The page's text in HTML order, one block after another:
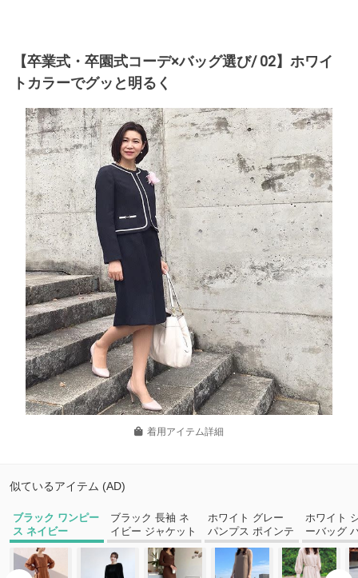
【卒業式・卒園式コーデ×バッグ選び/ 02】ホワイ
トカラーでグッと明るく
着用アイテム詳細